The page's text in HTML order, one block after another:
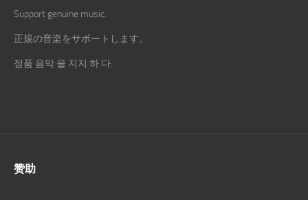
Support genuine music.
正規の音楽をサポートします。
정품 음악 을 지지 하 다.
赞助